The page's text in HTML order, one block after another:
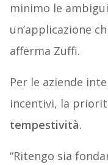
minimo le
un’applicazione
afferma Zuffi.
Per le aziende
incentivi, la
tempestività.
“Ritengo sia